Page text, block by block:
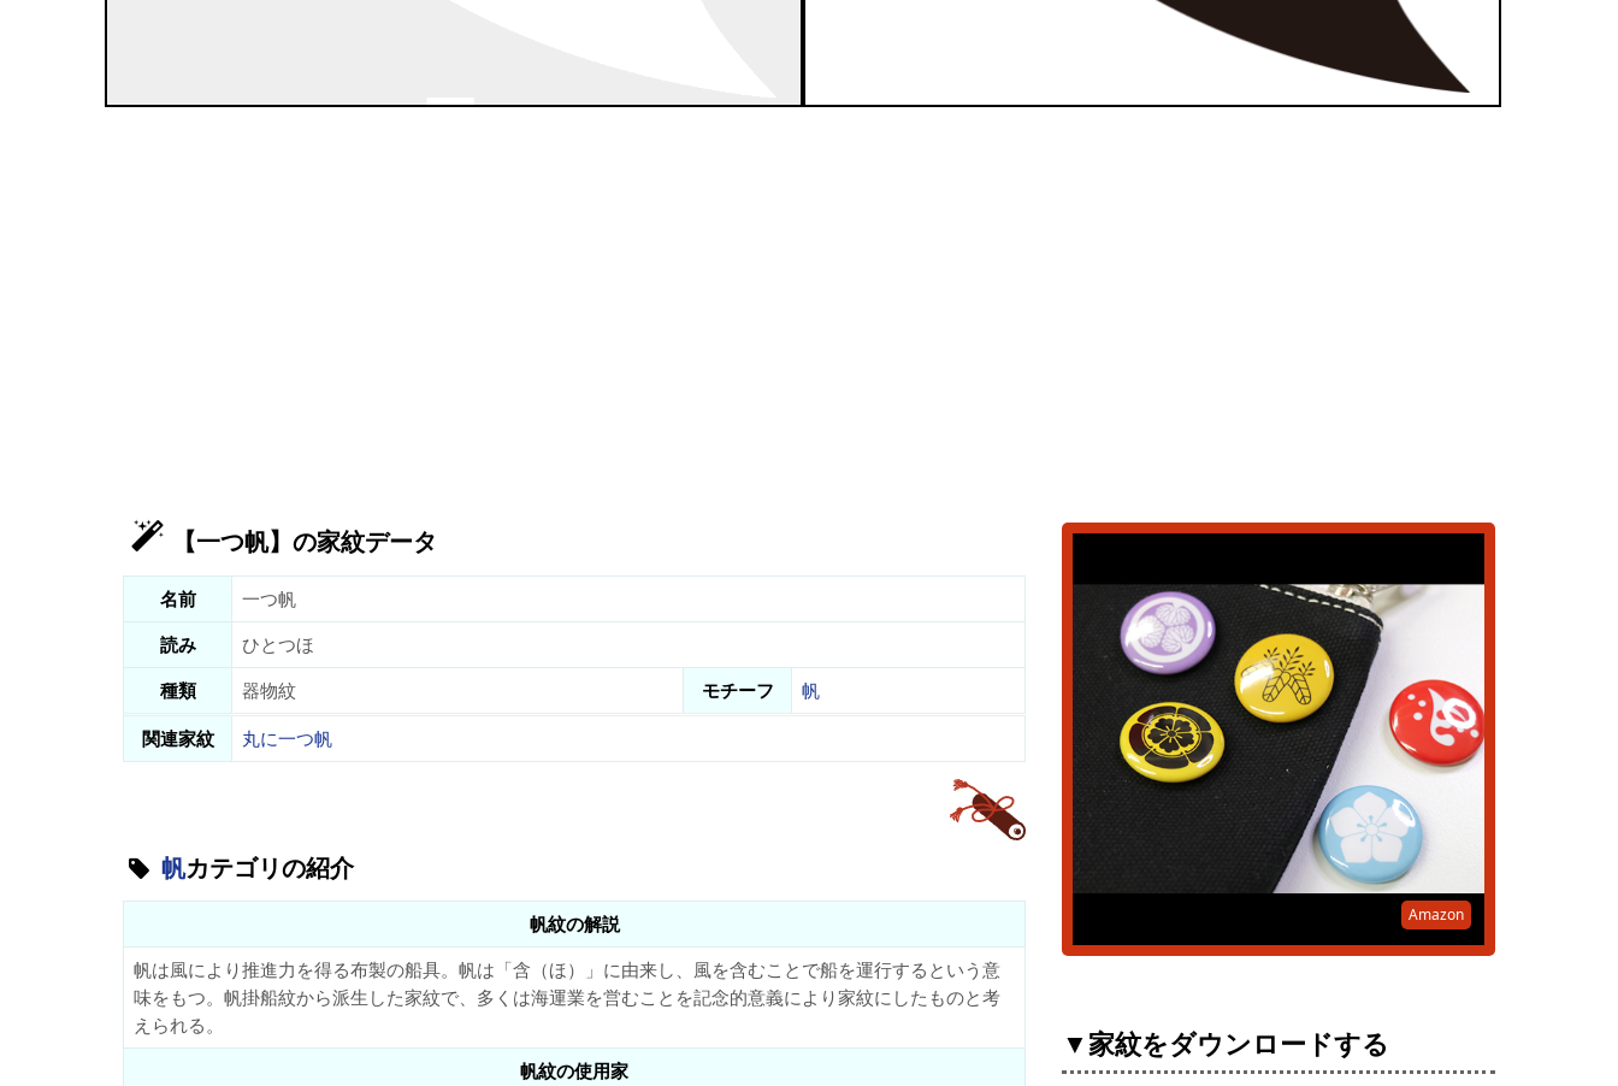
【一つ帆】の家紋データ
名前
一つ帆
読み
ひとつほ
種類
器物紋 モチーフ
帆
関連家紋
丸に一つ帆
帆カテゴリの紹介
帆紋の解説
帆は風により推進力を得る布製の船具。帆は「含（ほ）」に由来し、風を含むことで船を運行するという意
味をもつ。帆掛船紋から派生した家紋で、多くは海運業を営むことを記念的意義により家紋にしたものと考
えられる。
帆紋の使用家
Amazon
▼家紋をダウンロードする